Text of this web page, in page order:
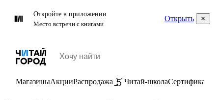
Откройте в приложении
Место встречи с книгами
Открыть
МагазиныАкцииРаспродажа Читай-школаСертификаты